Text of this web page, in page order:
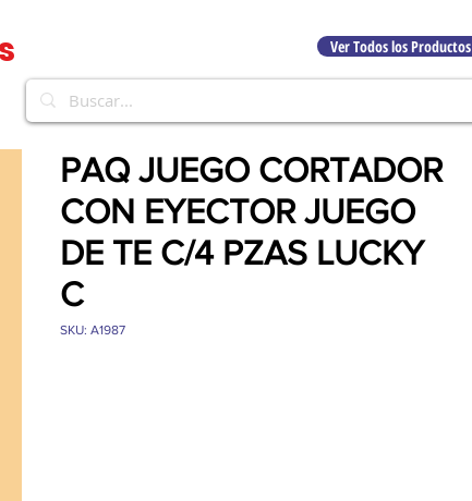
PAQ JUEGO CORTADOR
CON EYECTOR JUEGO
DE TE C/4 PZAS LUCKY
C
SKU: A1987
Ver Todos los Productos